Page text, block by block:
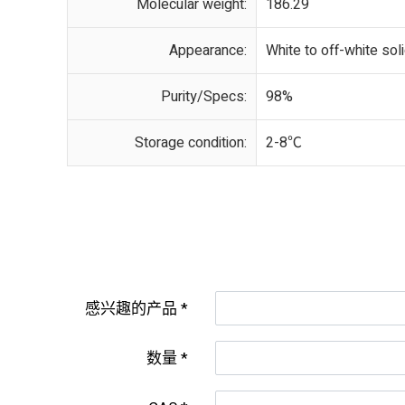
Molecular weight: 186.29
Appearance: White to off-white
Purity/Specs: 98%
Storage condition: 2-8℃
感兴趣的产品
数量